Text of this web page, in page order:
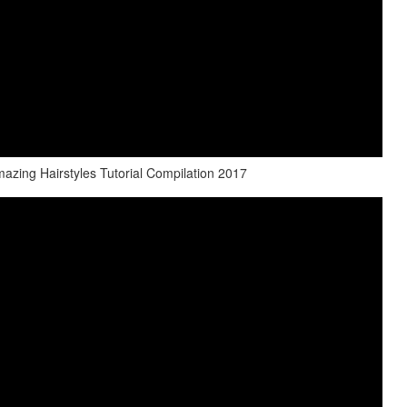
Hairstyles Tutorial Compilation 2017